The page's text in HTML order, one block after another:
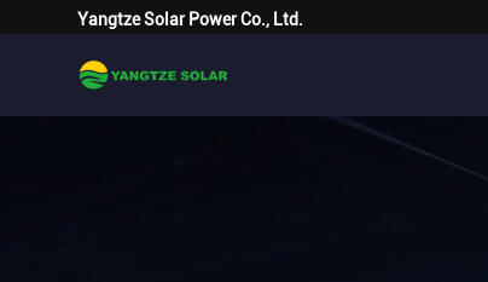
Yangtze Solar Power Co., Ltd.